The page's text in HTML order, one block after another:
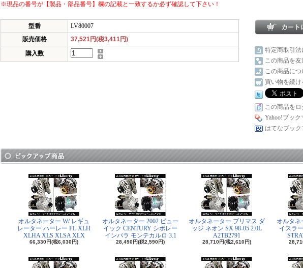
※現品の番号が【製品・部品番号】欄の記載と一致するか必ず確認して下さい！
型番
LV80007
販売価格
37,521円(税3,411円)
購入数
特定商取引
この商品を
この商品に
買い物を続け
この商品をロ
Yahoo!ブッ
はてなブッ
オルタネーター W/ レギュ
レーター ハーレー FL XLH
XLHA XLS XLSA XLX
66,330円(税6,030円)
オルタネーター 2002 ビュー
イック CENTURY シボレー
インパラ モンテカルロ 3.1
28,490円(税2,590円)
オルタネーター プリマス ダ
ッジ ネオン SX 98-05 2.0L
A2TB2791
28,710円(税2,610円)
オルタネ
イスラ